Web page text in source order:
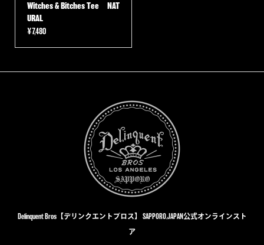
Witches & Bitches Tee NAT
URAL
¥7,480
Delinquent Bros【デリンクエントブロス】 SAPPORO,JAPAN公式オンラインスト
ア